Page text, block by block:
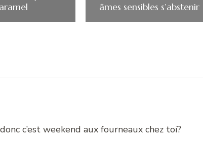
âmes sensibles s’abstenir
c’est weekend aux fourneaux chez toi?